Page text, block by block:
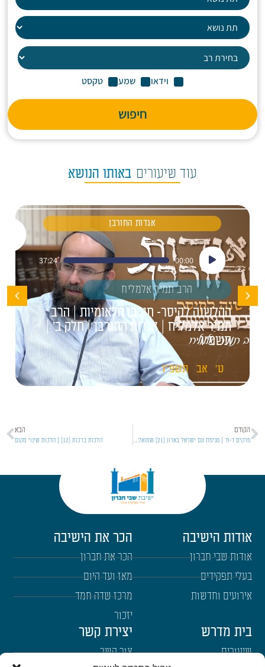
וידאו שמע טקסט
חיפוש
עוד שיעורים באותו הנושא
אגדות החורבן
נגן
אודיו
00:00
37:24
הרב תמיר אלמליח
ההלשנה לקיסר- חורבן הלאומיות | הרב
תמיר אלמליח | אגדות החורבן | חלק ב' |
תשפ"ו
ט' אב תשפ"ו
הקודם
פרקים ז'-ח' | פגימת עם ישראל בארון [21] שמואל א'
הבא
הלכות ברכות [12] | הלכות שינוי מקום
אודות הישיבה
אודות שבי חברון
בעלי תפקידים
אירועים וחדשות
הכר את הישיבה
הכר את חברון
מאז ועד היום
מרכז שדה חמד
יזכור
בית מדרש
שיעורים
יצירת קשר
צור קשר